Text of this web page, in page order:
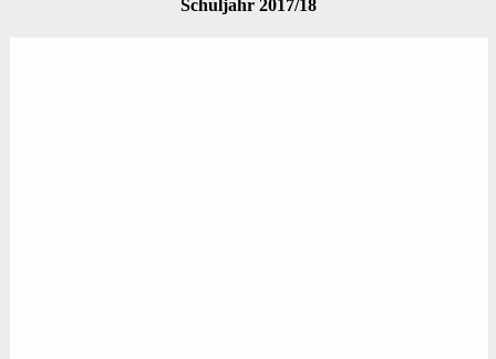
Schuljahr 2017/18